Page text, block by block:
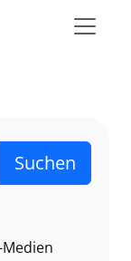
Sie suchen wollen.
Medien